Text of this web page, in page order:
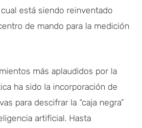
está siendo reinventado
de mando para la medición
más aplaudidos por la
ha sido la incorporación de
para descifrar la “caja negra”
artificial. Hasta